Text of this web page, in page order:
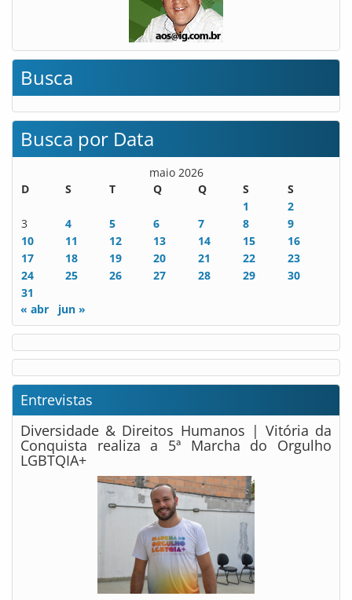
Busca
Busca por Data
maio 2026
D
S T Q Q S
S
1
2
3
4 5 6 7 8
9
10
11 12 13 14 15
16
17
18 19 20 21 22
23
24
25 26 27 28 29
30
31
« abr
jun »
Entrevistas
Diversidade & Direitos Humanos | Vitória da
Conquista realiza a 5ª Marcha do Orgulho
LGBTQIA+